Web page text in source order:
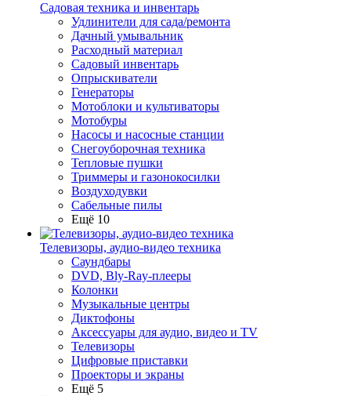
Садовая техника и инвентарь
Удлинители для сада/ремонта
Дачный умывальник
Расходный материал
Садовый инвентарь
Опрыскиватели
Генераторы
Мотоблоки и культиваторы
Мотобуры
Насосы и насосные станции
Снегоуборочная техника
Тепловые пушки
Триммеры и газонокосилки
Воздуходувки
Сабельные пилы
Ещё 10
Телевизоры, аудио-видео техника
Саундбары
DVD, Bly-Ray-плееры
Колонки
Музыкальные центры
Диктофоны
Аксессуары для аудио, видео и TV
Телевизоры
Цифровые приставки
Проекторы и экраны
Ещё 5